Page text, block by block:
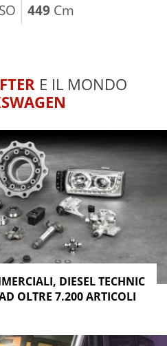
449 Cm
E IL MONDO
DIESEL TECHNIC
OLTRE 7.200 ARTICOLI